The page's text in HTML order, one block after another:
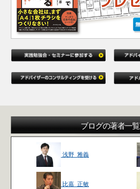
ブログの著者一覧
浅野 雅義
比嘉 正敏